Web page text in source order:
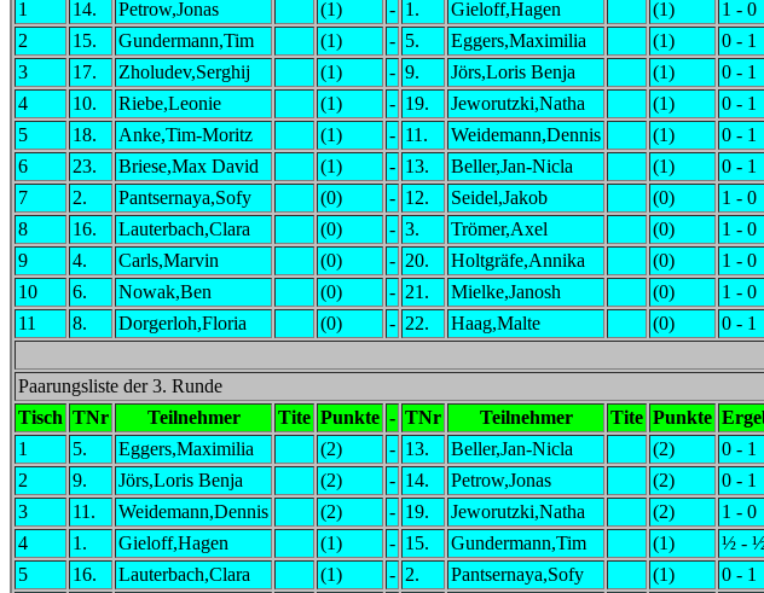
1
14. Petrow,Jonas (1) - 1. Gieloff,Hagen (1)
1 - 0
2
15. Gundermann,Tim (1) - 5. Eggers,Maximilia (1)
0 - 1
3
17. Zholudev,Serghij (1) - 9. Jörs,Loris Benja (1)
0 - 1
4
10. Riebe,Leonie (1) - 19. Jeworutzki,Natha (1)
0 - 1
5
18. Anke,Tim-Moritz (1) - 11. Weidemann,Dennis (1)
0 - 1
6
23. Briese,Max David (1) - 13. Beller,Jan-Nicla (1)
0 - 1
7
2. Pantsernaya,Sofy (0) - 12. Seidel,Jakob (0)
1 - 0
8
16. Lauterbach,Clara (0) - 3. Trömer,Axel (0)
1 - 0
9
4. Carls,Marvin (0) - 20. Holtgräfe,Annika (0)
1 - 0
10
6. Nowak,Ben (0) - 21. Mielke,Janosh (0)
1 - 0
11
8. Dorgerloh,Floria (0) - 22. Haag,Malte (0) 0 - 1
Paarungsliste der 3. Runde
Tisch TNr Teilnehmer Tite Punkte - TNr Teilnehmer Tite Punkte
1
5. Eggers,Maximilia (2) - 13. Beller,Jan-Nicla (2)
0 - 1
2
9. Jörs,Loris Benja (2) - 14. Petrow,Jonas (2)
0 - 1
3
11. Weidemann,Dennis (2) - 19. Jeworutzki,Natha (2)
1 - 0
4
1. Gieloff,Hagen (1) - 15. Gundermann,Tim (1)
½ -
5
16. Lauterbach,Clara (1) - 2. Pantsernaya,Sofy (1)
0 - 1